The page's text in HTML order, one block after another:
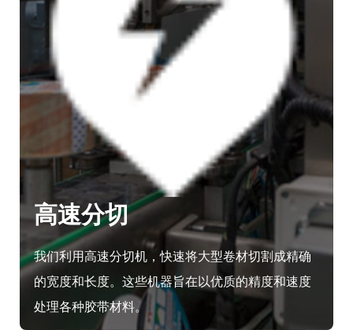
高速分切
我们利用高速分切机，快速将大型卷材切割成精确
的宽度和长度。这些机器旨在以优质的精度和速度
处理各种胶带材料。